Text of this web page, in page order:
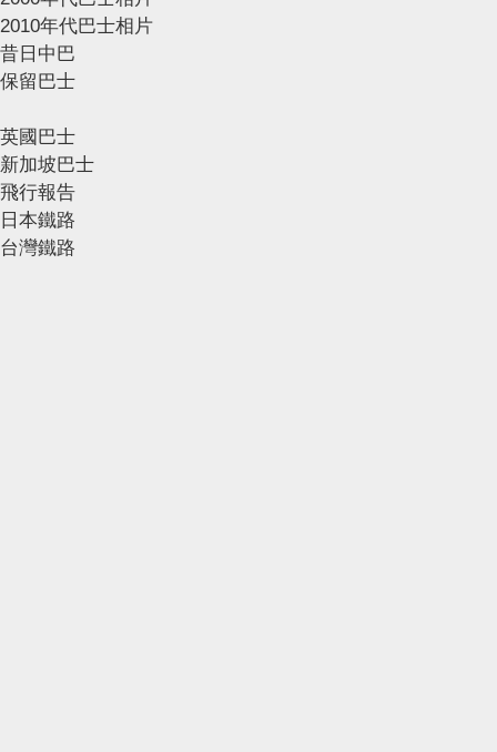
2010年代巴士相片
昔日中巴
保留巴士
英國巴士
新加坡巴士
飛行報告
日本鐵路
台灣鐵路